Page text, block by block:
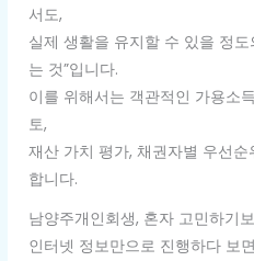
서도,
실제 생활을 유지할 수 있을 정
는 것”입니다.
이를 위해서는 객관적인 가용소
토,
재산 가치 평가, 채권자별 우선
합니다.
남양주개인회생, 혼자 고민하기
인터넷 정보만으로 진행하다 보면